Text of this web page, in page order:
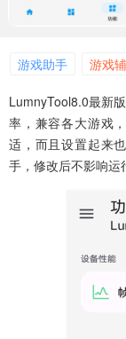
游戏助手 游戏
LumnyTool8.0最新
率，兼容各大游戏
适，而且设置起来
手，修改后不影响运